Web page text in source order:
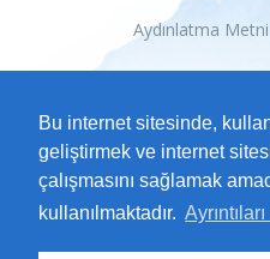
Bu internet sitesinde,
geliştirmek ve internet
çalışmasını sağlamak
kullanılmaktadır.
Aydınlatma Metni